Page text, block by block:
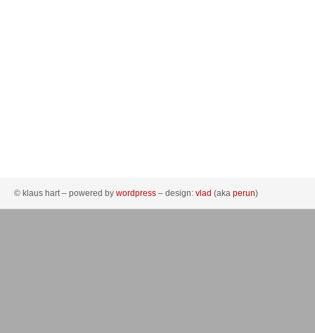
© klaus hart – powered by wordpress – design: vlad (aka perun)